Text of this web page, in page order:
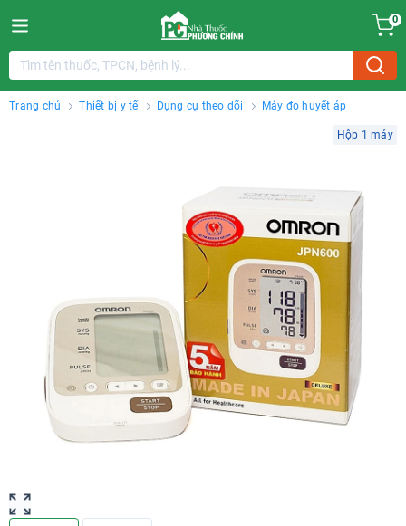
0
Trang chủ Thiết bị y tế Dụng cụ theo dõi Máy đo huyết áp
Hộp 1 máy